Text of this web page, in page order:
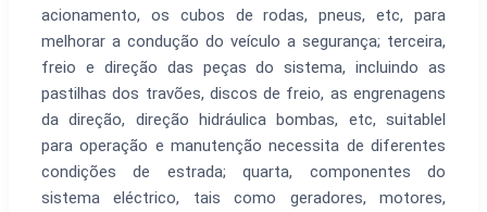
acionamento, os cubos de rodas, pneus, etc, para
melhorar a condução do veículo a segurança; terceira,
freio e direção das peças do sistema, incluindo as
pastilhas dos travões, discos de freio, as engrenagens
da direção, direção hidráulica bombas, etc, suitablel
para operação e manutenção necessita de diferentes
condições de estrada; quarta, componentes do
sistema eléctrico, tais como geradores, motores,